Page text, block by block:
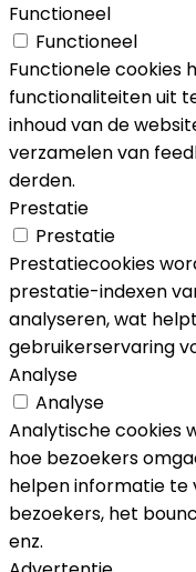
Functioneel
Functioneel
Functionele cookies
functionaliteiten uit
inhoud van de
verzamelen van
derden.
Prestatie
Prestatie
Prestatiecookies
prestatie-indexen
analyseren, wat
gebruikerservaring
Analyse
Analyse
Analytische cookies
hoe bezoekers
helpen informatie
bezoekers, het
enz.